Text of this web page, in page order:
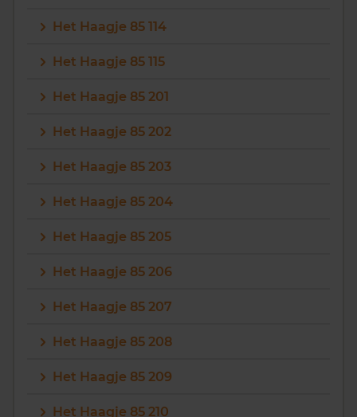
Het Haagje 85 114
Het Haagje 85 115
Het Haagje 85 201
Het Haagje 85 202
Het Haagje 85 203
Het Haagje 85 204
Het Haagje 85 205
Het Haagje 85 206
Het Haagje 85 207
Het Haagje 85 208
Het Haagje 85 209
Het Haagje 85 210